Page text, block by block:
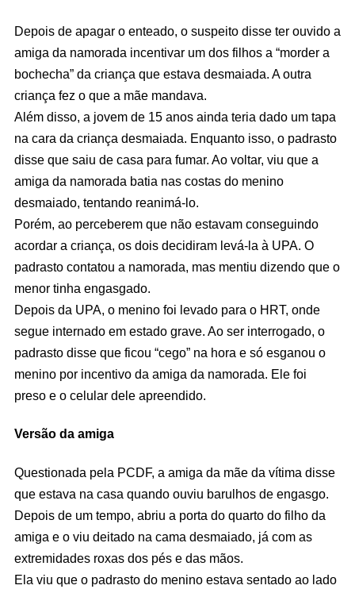
Depois de apagar o enteado, o suspeito disse ter ouvido a
amiga da namorada incentivar um dos filhos a “morder a
bochecha” da criança que estava desmaiada. A outra
criança fez o que a mãe mandava.
Além disso, a jovem de 15 anos ainda teria dado um tapa
na cara da criança desmaiada. Enquanto isso, o padrasto
disse que saiu de casa para fumar. Ao voltar, viu que a
amiga da namorada batia nas costas do menino
desmaiado, tentando reanimá-lo.
Porém, ao perceberem que não estavam conseguindo
acordar a criança, os dois decidiram levá-la à UPA. O
padrasto contatou a namorada, mas mentiu dizendo que o
menor tinha engasgado.
Depois da UPA, o menino foi levado para o HRT, onde
segue internado em estado grave. Ao ser interrogado, o
padrasto disse que ficou “cego” na hora e só esganou o
menino por incentivo da amiga da namorada. Ele foi
preso e o celular dele apreendido.
Versão da amiga
Questionada pela PCDF, a amiga da mãe da vítima disse
que estava na casa quando ouviu barulhos de engasgo.
Depois de um tempo, abriu a porta do quarto do filho da
amiga e o viu deitado na cama desmaiado, já com as
extremidades roxas dos pés e das mãos.
Ela viu que o padrasto do menino estava sentado ao lado